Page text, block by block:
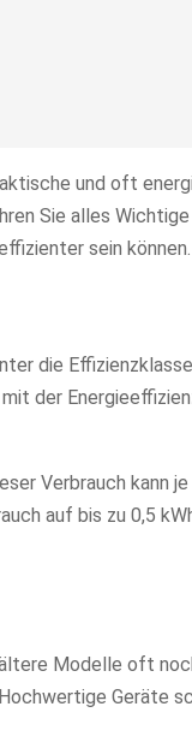
und oft
Sie alles
sein können.
die
der
Verbrauch kann
auf bis zu 0,5
Modelle oft
Geräte